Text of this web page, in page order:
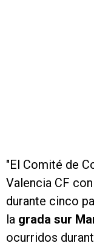
"El Comité de
Valencia CF
durante cinco
la grada sur
ocurridos